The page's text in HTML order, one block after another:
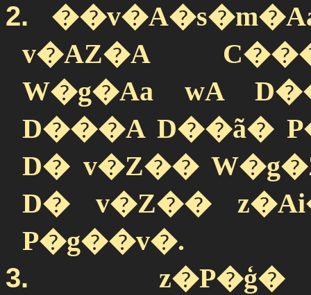
2.
v�AZ�A
W�g�Aa wA
D���A D��ã�
D� v�Z��
D� v�Z��
P�g��v�.
3.